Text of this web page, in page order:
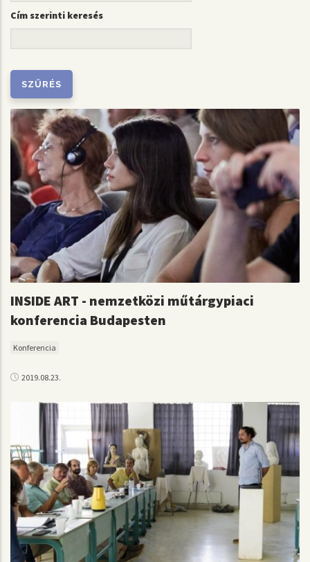
Cím szerinti keresés
INSIDE ART - nemzetközi műtárgypiaci
konferencia Budapesten
Konferencia
2019.08.23.